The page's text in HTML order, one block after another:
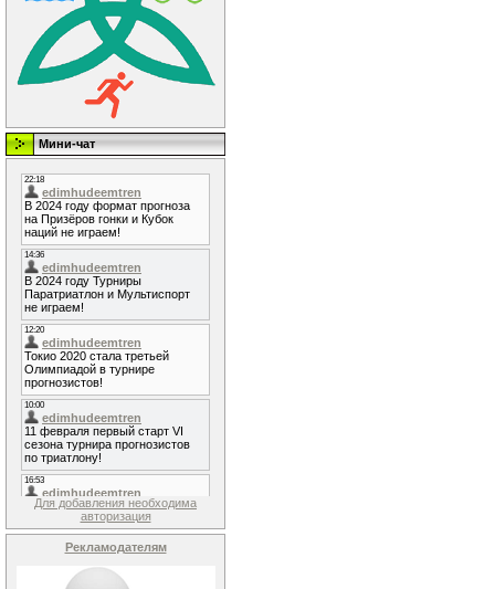
Мини-чат
Для добавления необходима
авторизация
Рекламодателям